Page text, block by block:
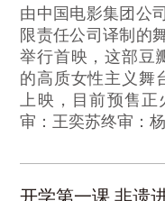
由中国电影集团公
限责任公司译制的
举行首映，这部豆
的高质女性主义舞
上映，目前预售
审：王奕苏终审：杨
开学第一课 非遗